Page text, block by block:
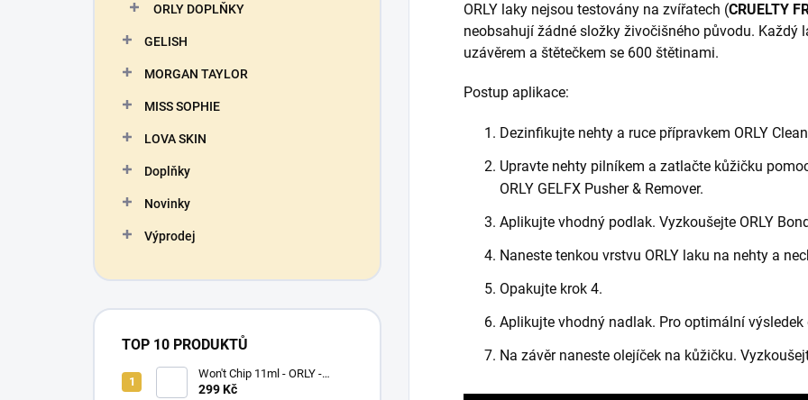
ORLY DOPLŇKY
GELISH
MORGAN TAYLOR
MISS SOPHIE
LOVA SKIN
Doplňky
Novinky
Výprodej
TOP 10 PRODUKTŮ
Won't Chip 11ml - ORLY -
vrchní vrstva proti olupování
299 Kč
ORLY laky nejsou testovány na zvířatech (CRUELTY
neobsahují žádné složky živočišného původu.
uzávěrem a štětečkem se 600 štětinami.
Postup aplikace:
Dezinfikujte nehty a ruce přípravkem ORLY
Upravte nehty pilníkem a zatlačte kůžičku
ORLY GELFX Pusher & Remover.
Aplikujte vhodný podlak. Vyzkoušejte ORLY
Naneste tenkou vrstvu ORLY laku na nehty a
Opakujte krok 4.
Aplikujte vhodný nadlak. Pro optimální výsledek
Na závěr naneste olejíček na kůžičku.